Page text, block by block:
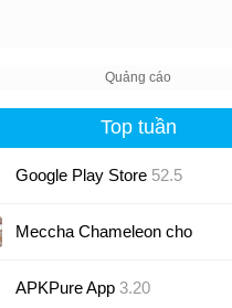
Top tuần
Google Play Store 52.5
Meccha Chameleon cho
Android
APKPure App 3.20